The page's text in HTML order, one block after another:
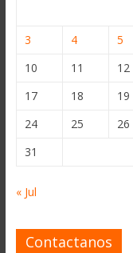
3
4 5
10
11 12
17
18 19
24
25 26
31
« Jul
Contactanos